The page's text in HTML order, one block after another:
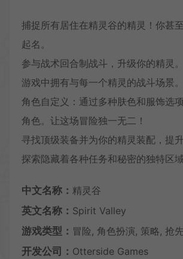
捕捉所有居住在精灵谷的精灵！你甚
起名。
参与战术回合制战斗，升级你的精灵。
游戏中拥有与每一个精灵的战斗场景。
角色自定义：通过多种肤色和服饰选
角色。让这场冒险独一无二！
寻找顶级装备并为你的精灵装配，提升
探索隐藏着各种任务和秘密的独特区域
中文名称： 精灵谷
英文名称： Spirit Valley
游戏类型： 冒险, 角色扮演, 策略, 抢
开发公司： Otterside Games